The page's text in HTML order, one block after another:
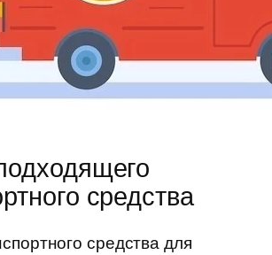
средства
средства для